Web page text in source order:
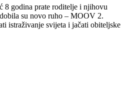
godina prate roditelje i njihovu
su novo ruho – MOOV 2.
istraživanje svijeta i jačati obiteljske